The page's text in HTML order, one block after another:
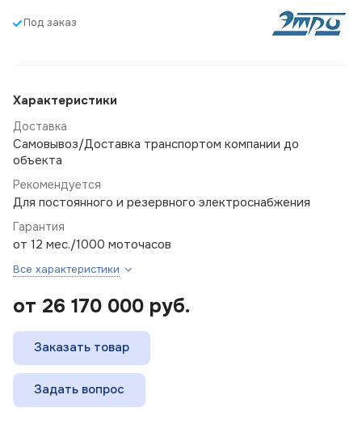
Под заказ
Характеристики
Доставка
Самовывоз/Доставка транспортом компании до
объекта
Рекомендуется
Для постоянного и резервного электроснабжения
Гарантия
от 12 мес./1000 моточасов
Все характеристики
от 26 170 000 руб.
Заказать товар
Задать вопрос